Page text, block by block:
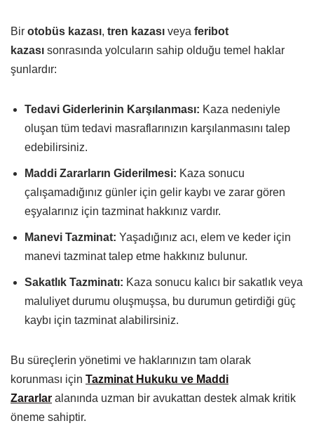
Bir otobüs kazası, tren kazası veya feribot
kazası sonrasında yolcuların sahip olduğu temel haklar
şunlardır:
Tedavi Giderlerinin Karşılanması: Kaza nedeniyle
oluşan tüm tedavi masraflarınızın karşılanmasını talep
edebilirsiniz.
Maddi Zararların Giderilmesi: Kaza sonucu
çalışamadığınız günler için gelir kaybı ve zarar gören
eşyalarınız için tazminat hakkınız vardır.
Manevi Tazminat: Yaşadığınız acı, elem ve keder için
manevi tazminat talep etme hakkınız bulunur.
Sakatlık Tazminatı: Kaza sonucu kalıcı bir sakatlık veya
maluliyet durumu oluşmuşsa, bu durumun getirdiği güç
kaybı için tazminat alabilirsiniz.
Bu süreçlerin yönetimi ve haklarınızın tam olarak
korunması için Tazminat Hukuku ve Maddi
Zararlar alanında uzman bir avukattan destek almak kritik
öneme sahiptir.